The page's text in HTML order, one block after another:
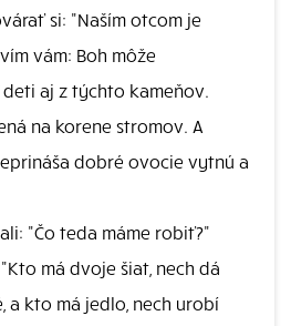
si: "Naším otcom je
vám: Boh môže
aj z týchto kameňov.
na korene stromov. A
dobré ovocie vytnú a
"Čo teda máme robiť?"
má dvoje šiat, nech dá
a kto má jedlo, nech urobí